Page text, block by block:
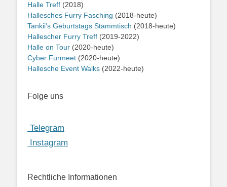
Halle Treff (2018)
Hallesches Furry Fasching (2018-heute)
Tankii's Geburtstags Stammtisch (2018-heute)
Hallescher Furry Treff (2019-2022)
Halle on Tour (2020-heute)
Cyber Furmeet (2020-heute)
Hallesche Event Walks (2022-heute)
Folge uns
Telegram
Instagram
Rechtliche Informationen